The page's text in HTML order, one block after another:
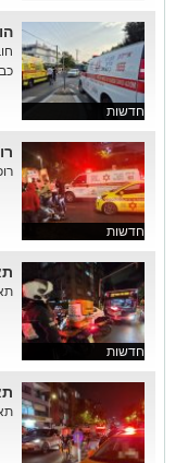
חדשות
כבת 70 במצב קשה
חדשות
חדשות